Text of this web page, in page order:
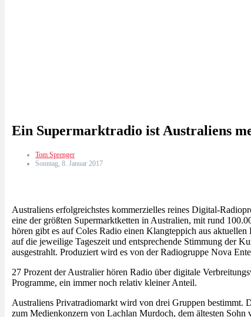
Ein Supermarktradio ist Australiens
Tom Sprenger
Sonntag, 8. Januar 2017
Australiens erfolgreichstes kommerzielles reines Digital-
eine der größten Supermarktketten in Australien, mit rund
hören gibt es auf Coles Radio einen Klangteppich aus
auf die jeweilige Tageszeit und entsprechende Stimmung der
ausgestrahlt. Produziert wird es von der Radiogruppe Nova
27 Prozent der Australier hören Radio über digitale
Programme, ein immer noch relativ kleiner Anteil.
Australiens Privatradiomarkt wird von drei Gruppen
zum Medienkonzern von Lachlan Murdoch, dem ältesten